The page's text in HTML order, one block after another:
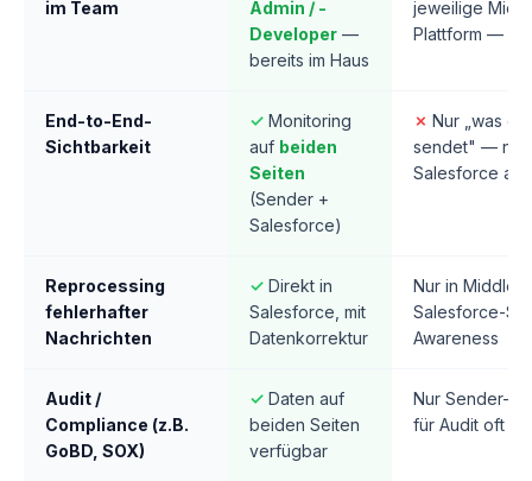
im Team
Admin / -
Developer —
bereits im Haus
jeweilige
Plattform — oft
End-to-End-
Sichtbarkeit
✓ Monitoring
auf beiden
Seiten
(Sender +
Salesforce)
✗ Nur „was
sendet" —
Salesforce
Reprocessing
fehlerhafter
Nachrichten
✓ Direkt in
Salesforce, mit
Datenkorrektur
Nur in
Salesforce-
Awareness
Audit /
Compliance (z.B.
GoBD, SOX)
✓ Daten auf
beiden Seiten
verfügbar
Nur Sender-
für Audit oft